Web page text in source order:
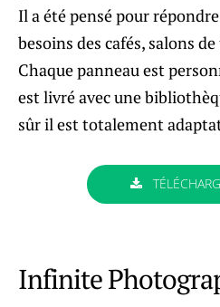
Il a été pensé pour
besoins des cafés, salons
Chaque panneau est
est livré avec une
sûr il est totalement
Infinite